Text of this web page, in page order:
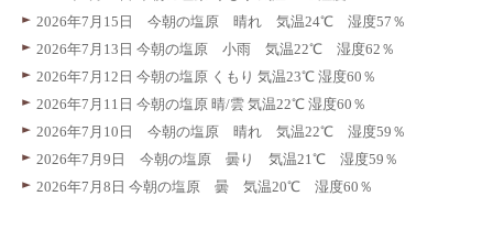
2026年7月15日 今朝の塩原 晴れ 気温24℃ 湿度57％
2026年7月13日 今朝の塩原 小雨 気温22℃ 湿度62％
2026年7月12日 今朝の塩原 くもり 気温23℃ 湿度60％
2026年7月11日 今朝の塩原 晴/雲 気温22℃ 湿度60％
2026年7月10日 今朝の塩原 晴れ 気温22℃ 湿度59％
2026年7月9日 今朝の塩原 曇り 気温21℃ 湿度59％
2026年7月8日 今朝の塩原 曇 気温20℃ 湿度60％